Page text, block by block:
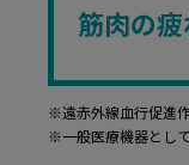
筋肉の
※遠赤外線血行促進
※一般医療機器とし